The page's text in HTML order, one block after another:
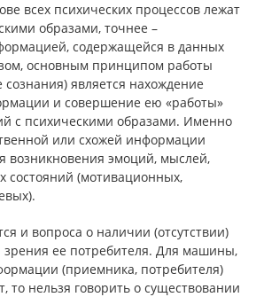
всех психических процессов лежат
образами, точнее –
содержащейся в данных
основным принципом работы
сознания) является нахождение
и совершение ею «работы»
с психическими образами. Именно
или схожей информации
возникновения эмоций, мыслей,
состояний (мотивационных,
и вопроса о наличии (отсутствии)
ее потребителя. Для машины,
(приемника, потребителя)
то нельзя говорить о существовании